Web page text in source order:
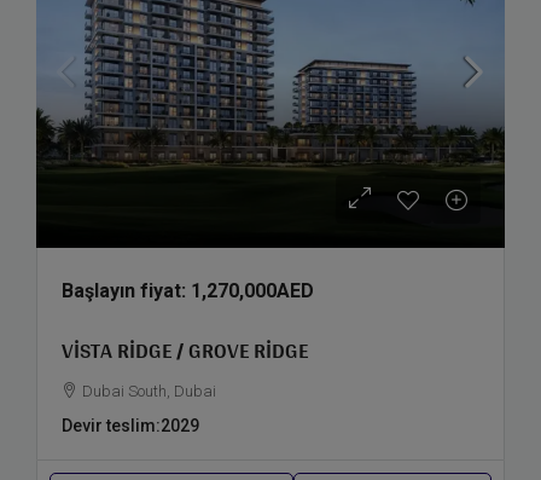
Başlayın fiyat: 1,270,000AED
VISTA RIDGE / GROVE RIDGE
Dubai South, Dubai
Devir teslim:2029